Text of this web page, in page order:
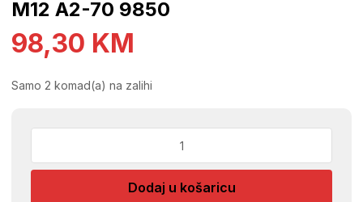
M12 A2-70 9850
98,30 KM
Samo 2 komad(a) na zalihi
DIN
Dodaj u košaricu